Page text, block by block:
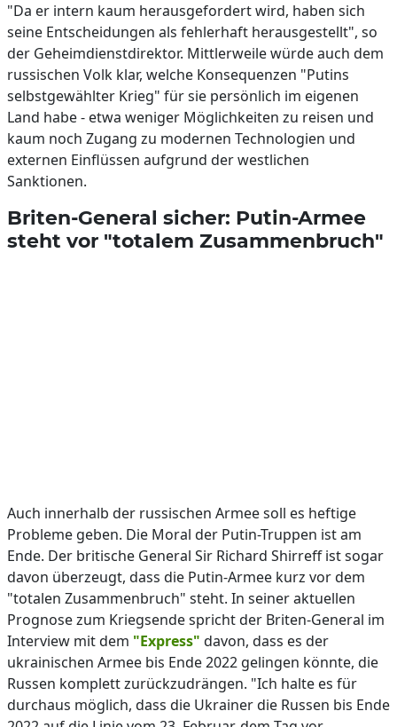
"Da er intern kaum herausgefordert wird, haben sich
seine Entscheidungen als fehlerhaft herausgestellt", so
der Geheimdienstdirektor. Mittlerweile würde auch dem
russischen Volk klar, welche Konsequenzen "Putins
selbstgewählter Krieg" für sie persönlich im eigenen
Land habe - etwa weniger Möglichkeiten zu reisen und
kaum noch Zugang zu modernen Technologien und
externen Einflüssen aufgrund der westlichen
Sanktionen.
Briten-General sicher: Putin-Armee
steht vor "totalem Zusammenbruch"
Auch innerhalb der russischen Armee soll es heftige
Probleme geben. Die Moral der Putin-Truppen ist am
Ende. Der britische General Sir Richard Shirreff ist sogar
davon überzeugt, dass die Putin-Armee kurz vor dem
"totalen Zusammenbruch" steht. In seiner aktuellen
Prognose zum Kriegsende spricht der Briten-General im
Interview mit dem "Express" davon, dass es der
ukrainischen Armee bis Ende 2022 gelingen könnte, die
Russen komplett zurückzudrängen. "Ich halte es für
durchaus möglich, dass die Ukrainer die Russen bis Ende